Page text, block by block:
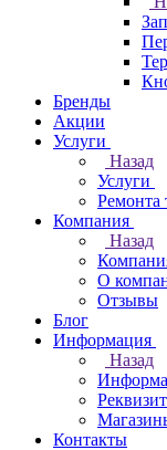
Бренды
Акции
Услуги
Назад
Услуги
Ремонта
Компания
Назад
О
Отзывы
Блог
Информация
Назад
Контакты